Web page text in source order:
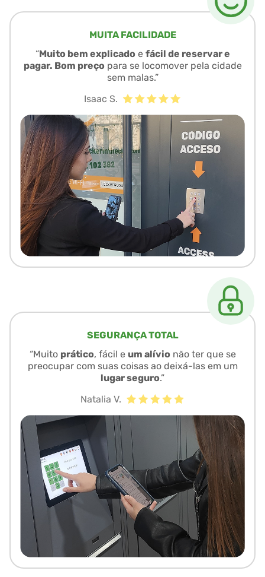
MUITA FACILIDADE
“Muito bem explicado e fácil de reservar e
pagar. Bom preço para se locomover pela cidade
sem malas.”
Isaac S.
SEGURANÇA TOTAL
“Muito prático, fácil e um alívio não ter que se
preocupar com suas coisas ao deixá-las em um
lugar seguro.”
Natalia V.